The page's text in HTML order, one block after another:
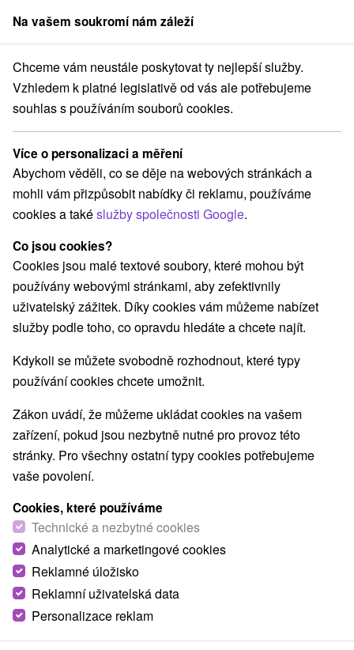
člen skupinySorger
Drevenice Stredné Slovensko Žilinský kraj Dolný Kubín
Drevenice Dolný Kubín
Kategorie
Všechny kategorie
Hotely na Slovensku (1)
Apartmány(5) Chaty na prenájom(26) Drevenice
Penzióny Ubytovne
Vyberte lokalitu nebo termín
VŠECHNY TOP - NEJPRODÁVANĚJŠÍ NEJLEVNĚJŠÍ
Na vašem soukromí nám záleží
Chceme vám neustále poskytovat ty nejlepší služby.
Vzhledem k platné legislativě od vás ale potřebujeme
souhlas s používáním souborů cookies.
Více o personalizaci a měření
Abychom věděli, co se děje na webových stránkách a
mohli vám přizpůsobit nabídky či reklamu, používáme
cookies a takéslužby společnosti Google.
Co jsou cookies?
Cookies jsou malé textové soubory, které mohou být
používány webovými stránkami, aby zefektivnily
uživatelský zážitek. Díky cookies vám můžeme nabízet
služby podle toho, co opravdu hledáte a chcete najít.
Kdykoli se můžete svobodně rozhodnout, které typy
používání cookies chcete umožnit.
Zákon uvádí, že můžeme ukládat cookies na vašem
zařízení, pokud jsou nezbytně nutné pro provoz této
stránky. Pro všechny ostatní typy cookies potřebujeme
vaše povolení.
Cookies, které používáme
Technické a nezbytné cookies
Analytické a marketingové cookies
Reklamné úložisko
Reklamní uživatelská data
Personalizace reklam